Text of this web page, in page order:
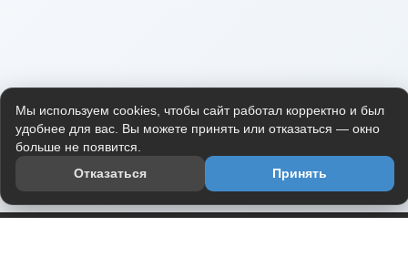
Мы используем cookies, чтобы сайт работал корректно и был
удобнее для вас. Вы можете принять или отказаться — окно
больше не появится.
Отказаться
Принять